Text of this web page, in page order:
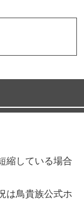
縮している場合
は鳥貴族公式ホ